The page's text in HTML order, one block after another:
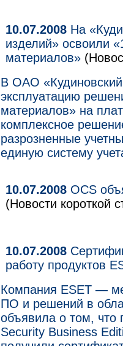
10.07.2008 На
изделий» освоили
материалов»
В ОАО
эксплуатацию
материалов» на
комплексное
разрозненные
единую систему
10.07.2008 OCS
(Новости короткой
10.07.2008
работу продуктов
Компания ESET —
ПО и решений в
объявила о том, что
Security Business